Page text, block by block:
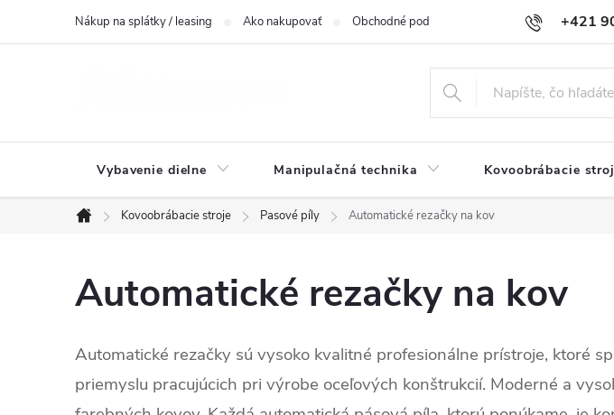
+421
Nákup na splátky / leasing Ako nakupovať Obchodné podmienky Podmienky ochrany
Vybavenie dielne Manipulačná technika Kovoobrábacie
Domov
Kovoobrábacie stroje Pasové píly Automatické rezačky na kov
Automatické rezačky na kov
Automatické rezačky sú vysoko kvalitné profesionálne prístroje, ktoré
priemyslu pracujúcich pri výrobe oceľových konštrukcií. Moderné a